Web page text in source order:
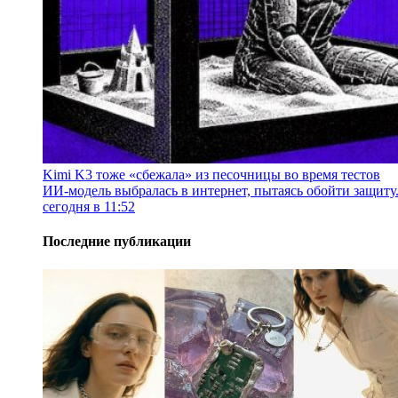
Kimi K3 тоже «сбежала» из песочницы во время тестов
ИИ-модель выбралась в интернет, пытаясь обойти защиту.
сегодня в 11:52
Последние публикации